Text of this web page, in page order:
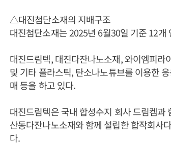
△대진첨단소재의 지배구조
대진첨단소재는 2025년 6월30일 기준 12
대진드림텍, 대진다잔나노소재, 와이엠피
및 기타 플라스틱, 탄소나노튜브를 이용한
매 등을 하고 있다.
대진드림텍은 국내 합성수지 회사 드림켐
산동다잔나노소재와 함께 설립한 합작회사
다.